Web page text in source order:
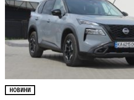
НОВИНИ